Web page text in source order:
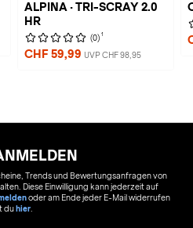
ALPINA · TRI-SCRAY 2.0
HR
(0) 1
CHF 59,99 UVP CHF 98,95
Trends und Bewertungsanfragen von
Diese Einwilligung kann jederzeit auf
oder am Ende jeder E-Mail widerrufen
duhier